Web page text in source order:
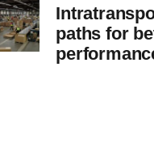
paths for